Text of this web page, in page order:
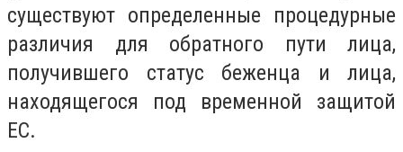
существуют определенные процедурные
различия для обратного пути лица,
получившего статус беженца и лица,
находящегося под временной защитой
ЕС.